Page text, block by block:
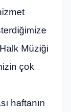
Müziği
çok
haftanın